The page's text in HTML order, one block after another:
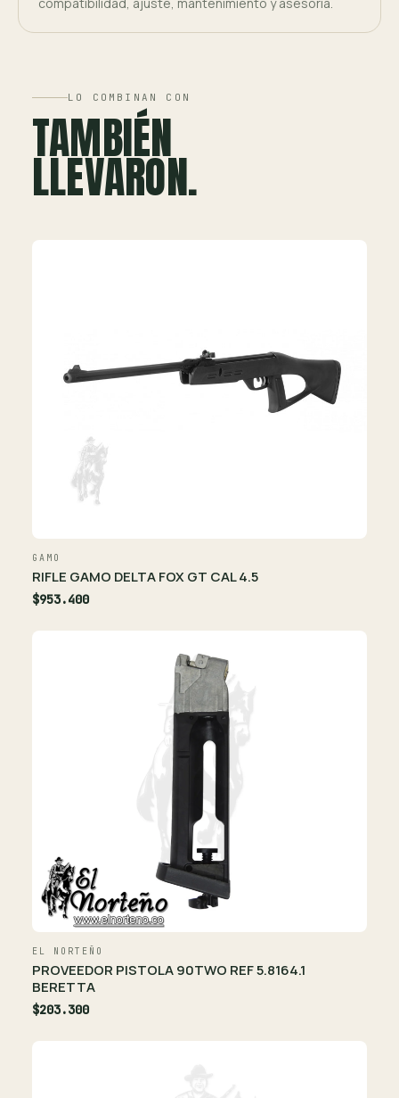
LO COMBINAN CON
TAMBIÉN
LLEVARON.
GAMO
RIFLE GAMO DELTA FOX GT CAL 4.5
$953.400
EL NORTEÑO
PROVEEDOR PISTOLA 90TWO REF 5.8164.1
BERETTA
$203.300